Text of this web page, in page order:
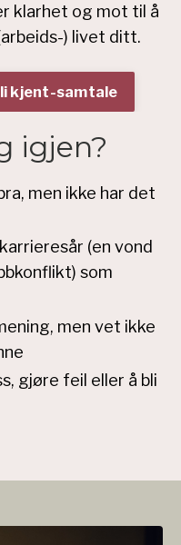
klarhet og mot til å
) livet ditt.
kjent-samtale
igjen?
men ikke har det
(en vond
som
men vet ikke
gjøre feil eller å bli